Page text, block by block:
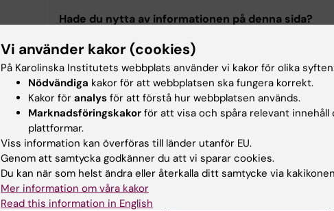
Hade du nytta av informationen på denna sida?
Innehållsgranskare:
Chatrin Lindahl
Redaktör:Chatrin Lindahl
Sidan uppdaterad:2026-05-26
Dela
Vi använder kakor (cookies)
På Karolinska Institutets webbplats använder vi kakor för olika
Nödvändiga kakor för att webbplatsen ska fungera korrekt.
Kakor för analys för att förstå hur webbplatsen används.
Marknadsföringskakor för att visa och spåra relevant
plattformar.
Viss information kan överföras till länder utanför EU.
Genom att samtycka godkänner du att vi sparar cookies.
Du kan när som helst ändra eller återkalla ditt samtycke via
Mer information om våra kakor
Read this information in English